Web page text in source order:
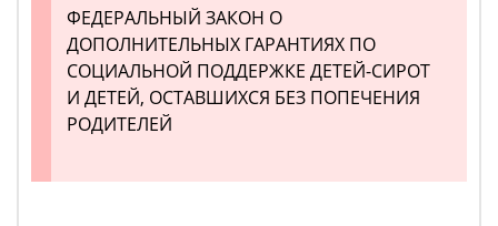
ФЕДЕРАЛЬНЫЙ ЗАКОН О
ДОПОЛНИТЕЛЬНЫХ ГАРАНТИЯХ ПО
СОЦИАЛЬНОЙ ПОДДЕРЖКЕ ДЕТЕЙ-СИРОТ
И ДЕТЕЙ, ОСТАВШИХСЯ БЕЗ ПОПЕЧЕНИЯ
РОДИТЕЛЕЙ